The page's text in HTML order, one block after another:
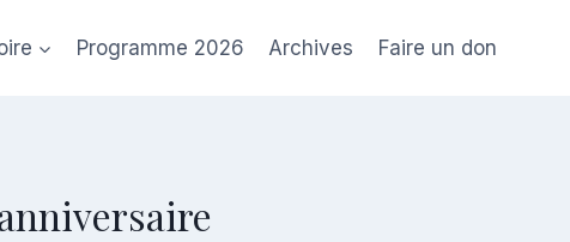
Programme 2026 Archives Faire un don